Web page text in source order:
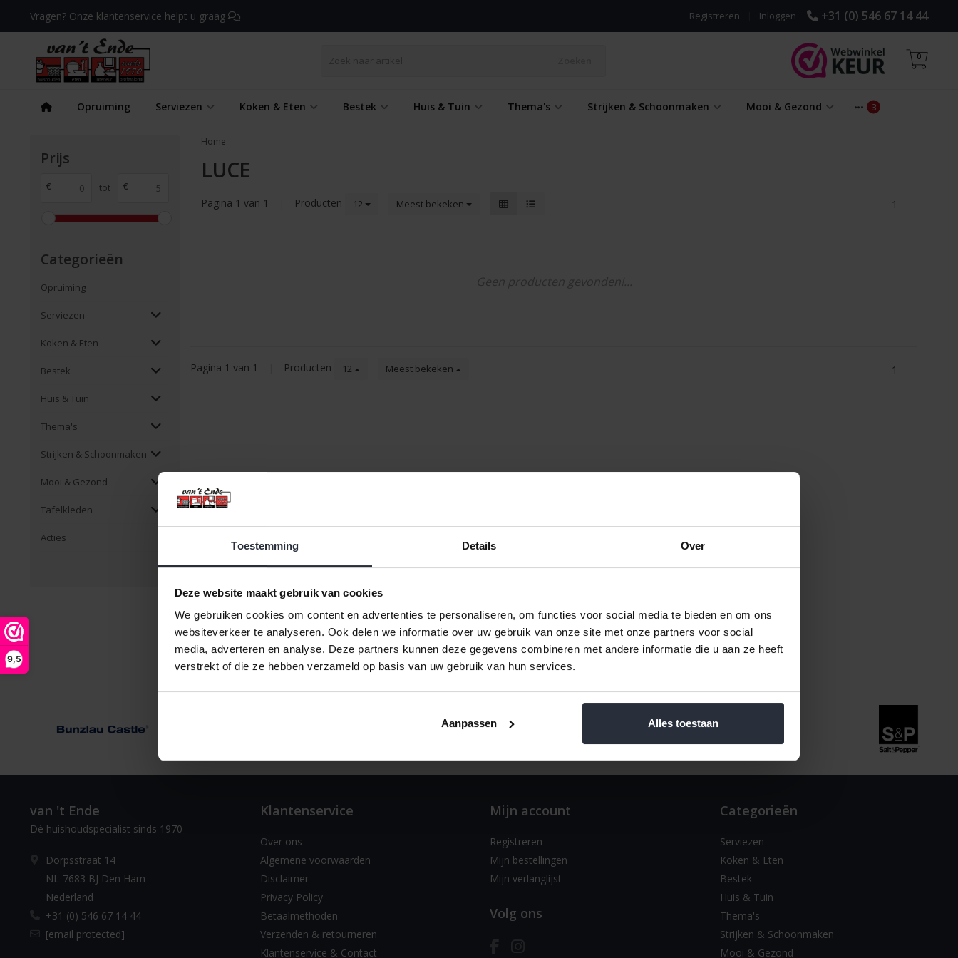
Toestemming Details Over
Deze website maakt gebruik van cookies
We gebruiken cookies om content en advertenties te personaliseren, om functies voor social media te bieden en om ons
websiteverkeer te analyseren. Ook delen we informatie over uw gebruik van onze site met onze partners voor social
media, adverteren en analyse. Deze partners kunnen deze gegevens combineren met andere informatie die u aan ze heeft
verstrekt of die ze hebben verzameld op basis van uw gebruik van hun services.
Aanpassen Alles toestaan
9,5
Vragen? Onze klantenservice helpt u graag +31 (0) 546 67 14 44
Inloggen
Registreren
0
Opruiming Serviezen Koken & Eten Bestek Huis & Tuin Thema's Strijken & Schoonmaken Mooi & Gezond
Prijs
€ tot €
Categorieën
Opruiming
Serviezen
Koken & Eten
Bestek
Huis & Tuin
Thema's
Strijken & Schoonmaken
Mooi & Gezond
Tafelkleden
Acties
Home
LUCE
Pagina 1 van 1 Producten 12 Meest bekeken 1
Geen producten gevonden!...
Pagina 1 van 1 Producten 12 Meest bekeken 1
van 't Ende
Dè huishoudspecialist sinds 1970
Dorpsstraat 14
NL-7683 BJ Den Ham
Nederland
+31 (0) 546 67 14 44
[email protected]
Klantenservice
Over ons
Algemene voorwaarden
Disclaimer
Privacy Policy
Betaalmethoden
Verzenden & retourneren
Klantenservice & Contact
Mijn account
Registreren
Mijn bestellingen
Mijn verlanglijst
Volg ons
Categorieën
Serviezen
Koken & Eten
Bestek
Huis & Tuin
Thema's
Strijken & Schoonmaken
Mooi & Gezond